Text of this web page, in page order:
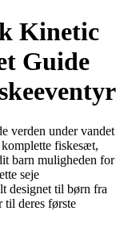
Kinetic
Guide
verden under vandet
fiskesæt,
barn muligheden for
seje
designet til børn fra
til deres første